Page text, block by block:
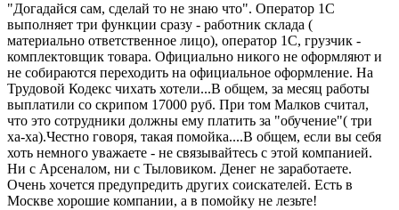
"Догадайся сам, сделай то не знаю что". Оператор 1С
выполняет три функции сразу - работник склада (
материально ответственное лицо), оператор 1С, грузчик -
комплектовщик товара. Официально никого не оформляют и
не собираются переходить на официальное оформление. На
Трудовой Кодекс чихать хотели...В общем, за месяц работы
выплатили со скрипом 17000 руб. При том Малков считал,
что это сотрудники должны ему платить за "обучение"( три
ха-ха).Честно говоря, такая помойка....В общем, если вы себя
хоть немного уважаете - не связывайтесь с этой компанией.
Ни с Арсеналом, ни с Тыловиком. Денег не заработаете.
Очень хочется предупредить других соискателей. Есть в
Москве хорошие компании, а в помойку не лезьте!